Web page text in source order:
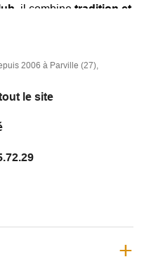
, il combine tradition et
à tout
mousse haute densité
2006 à Parville (27),
le site